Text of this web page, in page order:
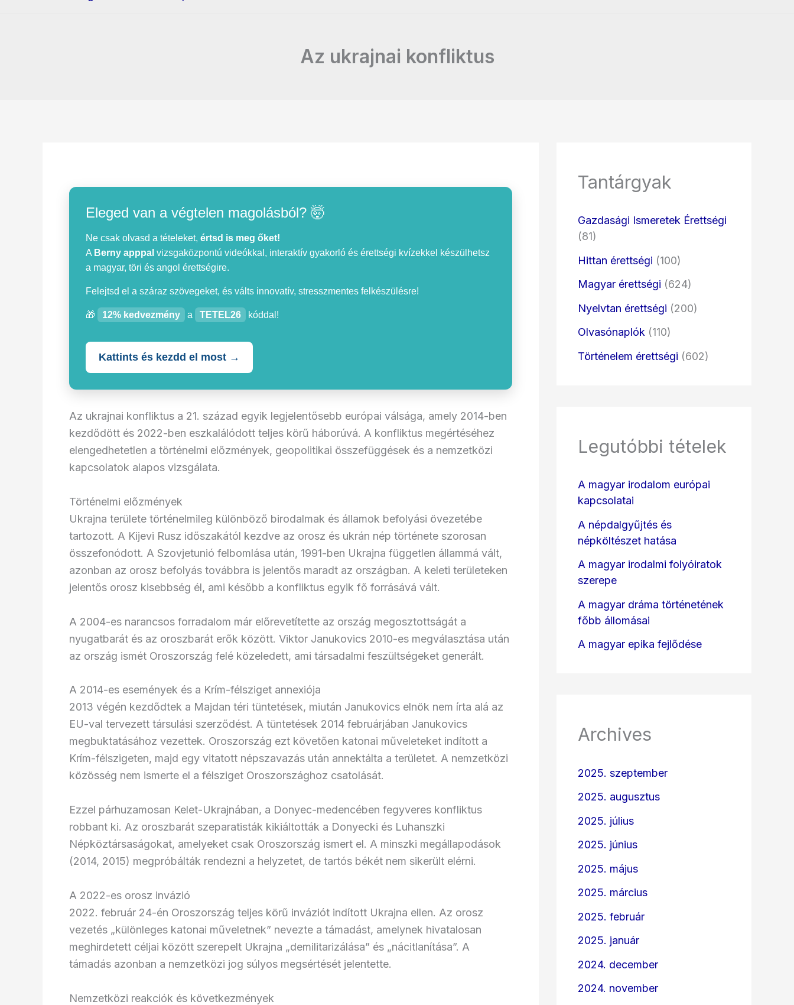
Az ukrajnai konfliktus
Eleged van a végtelen magolásból? 🤯
Ne csak olvasd a tételeket, értsd is meg őket!
A Berny apppal vizsgaközpontú videókkal, interaktív gyakorló és érettségi kvízekkel készülhetsz
a magyar, töri és angol érettségire.
Felejtsd el a száraz szövegeket, és válts innovatív, stresszmentes felkészülésre!
🎁 12% kedvezmény a TETEL26 kóddal!
Kattints és kezdd el most →
Az ukrajnai konfliktus a 21. század egyik legjelentősebb európai válsága, amely 2014-ben
kezdődött és 2022-ben eszkalálódott teljes körű háborúvá. A konfliktus megértéséhez
elengedhetetlen a történelmi előzmények, geopolitikai összefüggések és a nemzetközi
kapcsolatok alapos vizsgálata.
Történelmi előzmények
Ukrajna területe történelmileg különböző birodalmak és államok befolyási övezetébe
tartozott. A Kijevi Rusz időszakától kezdve az orosz és ukrán nép története szorosan
összefonódott. A Szovjetunió felbomlása után, 1991-ben Ukrajna független állammá vált,
azonban az orosz befolyás továbbra is jelentős maradt az országban. A keleti területeken
jelentős orosz kisebbség él, ami később a konfliktus egyik fő forrásává vált.
A 2004-es narancsos forradalom már előrevetítette az ország megosztottságát a
nyugatbarát és az oroszbarát erők között. Viktor Janukovics 2010-es megválasztása után
az ország ismét Oroszország felé közeledett, ami társadalmi feszültségeket generált.
A 2014-es események és a Krím-félsziget annexiója
2013 végén kezdődtek a Majdan téri tüntetések, miután Janukovics elnök nem írta alá az
EU-val tervezett társulási szerződést. A tüntetések 2014 februárjában Janukovics
megbuktatásához vezettek. Oroszország ezt követően katonai műveleteket indított a
Krím-félszigeten, majd egy vitatott népszavazás után annektálta a területet. A nemzetközi
közösség nem ismerte el a félsziget Oroszországhoz csatolását.
Ezzel párhuzamosan Kelet-Ukrajnában, a Donyec-medencében fegyveres konfliktus
robbant ki. Az oroszbarát szeparatisták kikiáltották a Donyecki és Luhanszki
Népköztársaságokat, amelyeket csak Oroszország ismert el. A minszki megállapodások
(2014, 2015) megpróbálták rendezni a helyzetet, de tartós békét nem sikerült elérni.
A 2022-es orosz invázió
2022. február 24-én Oroszország teljes körű inváziót indított Ukrajna ellen. Az orosz
vezetés „különleges katonai műveletnek” nevezte a támadást, amelynek hivatalosan
meghirdetett céljai között szerepelt Ukrajna „demilitarizálása” és „nácitlanítása”. A
támadás azonban a nemzetközi jog súlyos megsértését jelentette.
Nemzetközi reakciók és következmények
Tantárgyak
Gazdasági Ismeretek Érettségi
(81)
Hittan érettségi (100)
Magyar érettségi (624)
Nyelvtan érettségi (200)
Olvasónaplók (110)
Történelem érettségi (602)
Legutóbbi tételek
A magyar irodalom európai
kapcsolatai
A népdalgyűjtés és
népköltészet hatása
A magyar irodalmi folyóiratok
szerepe
A magyar dráma történetének
főbb állomásai
A magyar epika fejlődése
Archives
2025. szeptember
2025. augusztus
2025. július
2025. június
2025. május
2025. március
2025. február
2025. január
2024. december
2024. november